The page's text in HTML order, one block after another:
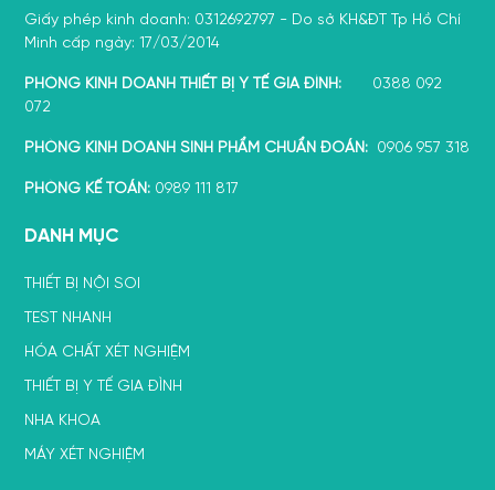
Giấy phép kinh doanh: 0312692797 - Do sở KH&ĐT Tp Hồ Chí
Minh cấp ngày: 17/03/2014
PHÒNG KINH DOANH THIẾT BỊ Y TẾ GIA ĐÌNH: 0388 092
072
PHÒNG KINH DOANH SINH PHẨM CHUẨN ĐOÁN: 0906 957 318
PHÒNG KẾ TOÁN: 0989 111 817
DANH MỤC
THIẾT BỊ NỘI SOI
TEST NHANH
HÓA CHẤT XÉT NGHIỆM
THIẾT BỊ Y TẾ GIA ĐÌNH
NHA KHOA
MÁY XÉT NGHIỆM